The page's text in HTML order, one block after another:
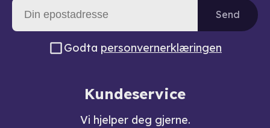
Send
Godta personvernerklæringen
Kundeservice
Vi hjelper deg gjerne.